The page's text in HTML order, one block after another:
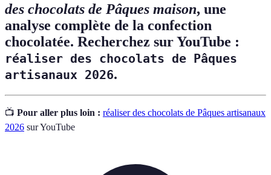
des chocolats de Pâques maison, une
analyse complète de la confection
chocolatée. Recherchez sur YouTube :
réaliser des chocolats de Pâques
artisanaux 2026.
📺 Pour aller plus loin : réaliser des chocolats de Pâques artisanaux
2026 sur YouTube